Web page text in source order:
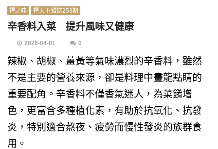
禪之味 禪天下雜誌253期
辛香料入菜 提升風味又健康
2026-04-01 0
辣椒、胡椒、薑黃等氣味濃烈的辛香料，雖然
不是主要的營養來源，卻是料理中畫龍點睛的
重要配角。辛香料不僅香氣迷人，為菜餚增
色，更富含多種植化素，有助於抗氧化、抗發
炎，特別適合熬夜、疲勞而慢性發炎的族群食
用。